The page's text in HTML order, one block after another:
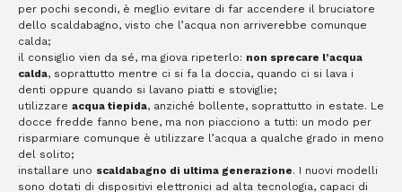
per pochi secondi, è meglio evitare di far accendere il bruciatore
dello scaldabagno, visto che l’acqua non arriverebbe comunque
calda;
il consiglio vien da sé, ma giova ripeterlo: non sprecare l’acqua
calda, soprattutto mentre ci si fa la doccia, quando ci si lava i
denti oppure quando si lavano piatti e stoviglie;
utilizzare acqua tiepida, anziché bollente, soprattutto in estate. Le
docce fredde fanno bene, ma non piacciono a tutti: un modo per
risparmiare comunque è utilizzare l’acqua a qualche grado in meno
del solito;
installare uno scaldabagno di ultima generazione. I nuovi modelli
sono dotati di dispositivi elettronici ad alta tecnologia, capaci di